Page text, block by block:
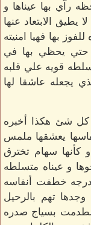
رآي بها عيناها و
الابتعاد عنها
بها فهيا امنيته
حتي يحظي بها في
سلطه قويه علي قلبه
يجعله عاشقا لها
كل شئ هكذا أخبره
يعشقها ملمس
و كأنها سهام تخترق
و عيناه متسلطه
بدرجه خطفت أنفاسه
تهم بالرحيل
بسياج صدره